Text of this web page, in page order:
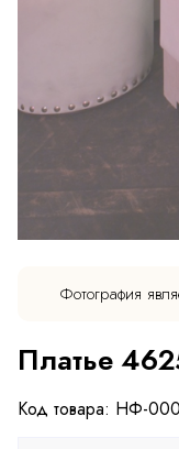
Фотография
Платье
Код товара: НФ-